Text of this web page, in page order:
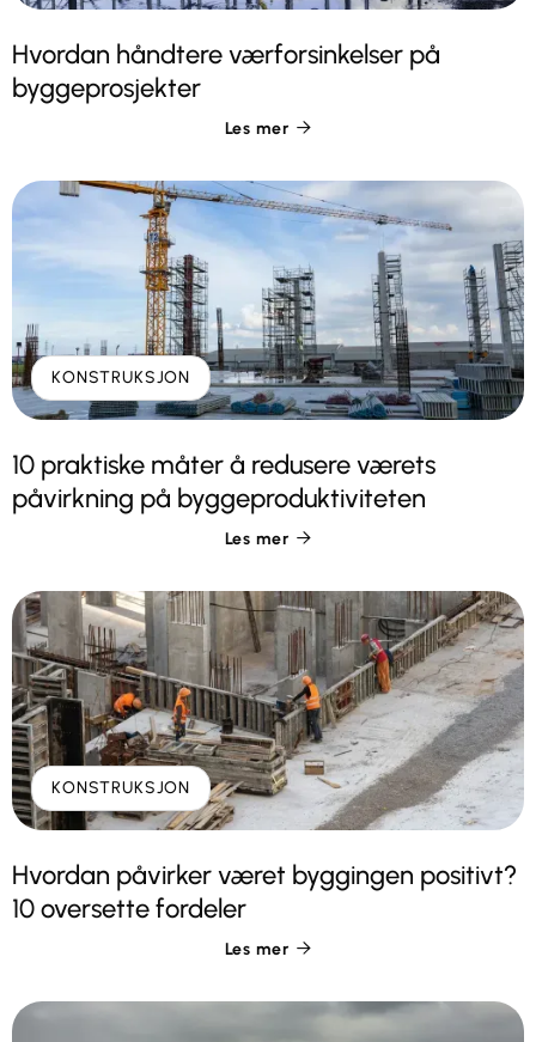
Hvordan håndtere værforsinkelser på
byggeprosjekter
Les mer 
KONSTRUKSJON
10 praktiske måter å redusere værets
påvirkning på byggeproduktiviteten
Les mer 
KONSTRUKSJON
Hvordan påvirker været byggingen positivt?
10 oversette fordeler
Les mer 